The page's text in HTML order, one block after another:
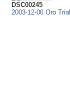
DSC00245
2003-12-06 Oro Trial